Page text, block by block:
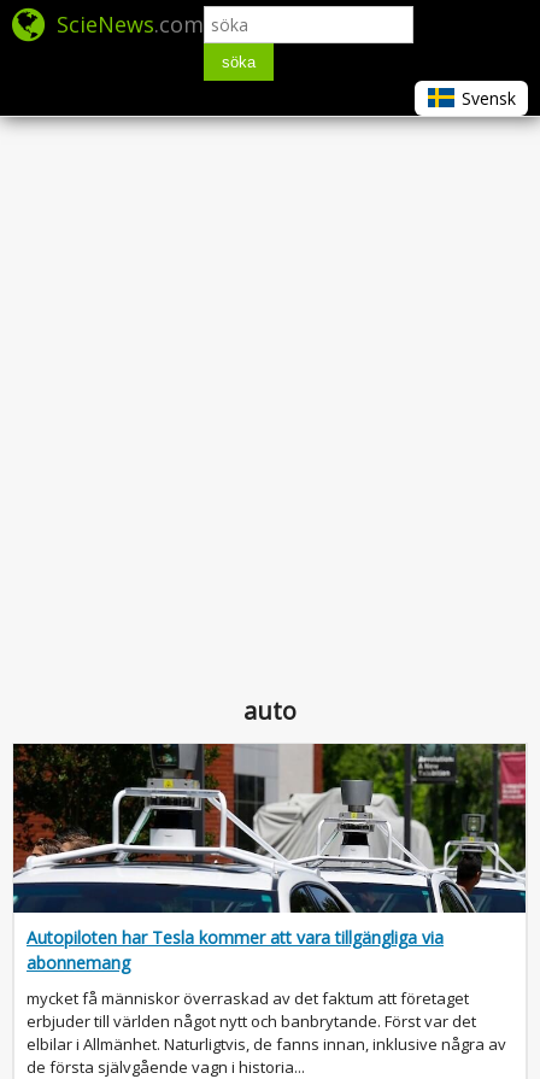
ScieNews.com
söka
Svensk
auto
Autopiloten har Tesla kommer att vara tillgängliga via
abonnemang
mycket få människor överraskad av det faktum att företaget
erbjuder till världen något nytt och banbrytande. Först var det
elbilar i Allmänhet. Naturligtvis, de fanns innan, inklusive några av
de första självgående vagn i historia...